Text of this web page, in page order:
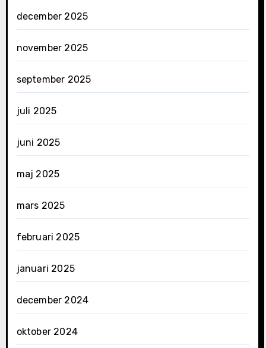
december 2025
november 2025
september 2025
juli 2025
juni 2025
maj 2025
mars 2025
februari 2025
januari 2025
december 2024
oktober 2024